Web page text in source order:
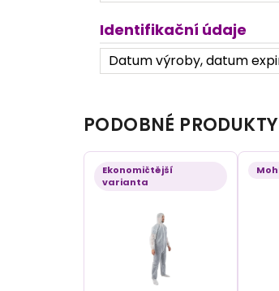
Identifikační údaje
Datum výroby, datum
PODOBNÉ PRODUKTY
Ekonomičtější
varianta